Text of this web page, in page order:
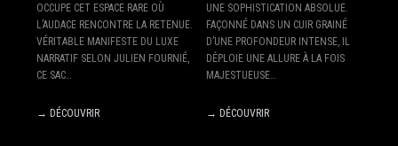
OCCUPE CET ESPACE RARE OÙ
L’AUDACE RENCONTRE LA RETENUE.
VÉRITABLE MANIFESTE DU LUXE
NARRATIF SELON JULIEN FOURNIÉ,
CE SAC…
→ DÉCOUVRIR
UNE SOPHISTICATION ABSOLUE.
FAÇONNÉ DANS UN CUIR GRAINÉ
D’UNE PROFONDEUR INTENSE, IL
DÉPLOIE UNE ALLURE À LA FOIS
MAJESTUEUSE…
→ DÉCOUVRIR